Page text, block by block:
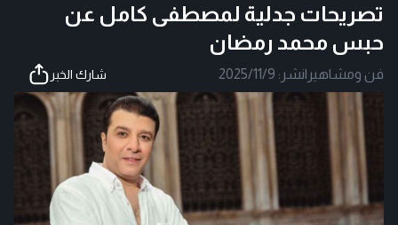
تصريحات جدلية لمصطفى كامل عن
حبس محمد رمضان
فن ومشاهير |نشر: 2025/11/9 شارك الخبر